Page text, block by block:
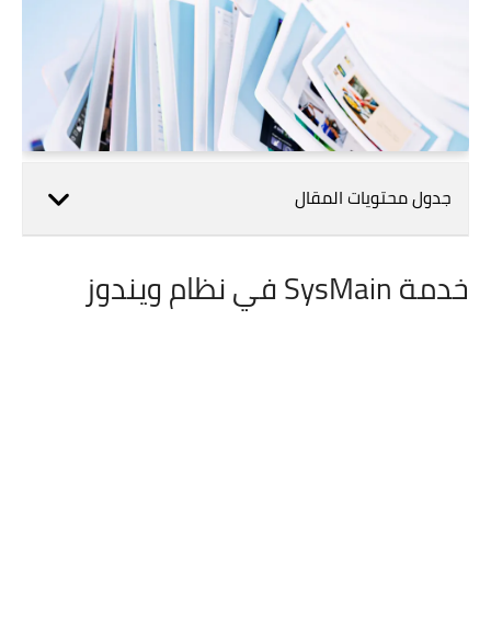
جدول محتويات المقال
خدمة SysMain في نظام ويندوز